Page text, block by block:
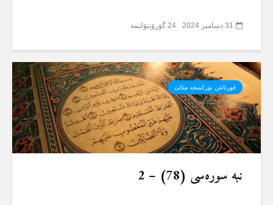
31 دسامبر 2024 24 گؤرۆنتۆلنمە
قورئانئن تۆرکمنجە مئالئ
نبە سورەسی (78) – 2